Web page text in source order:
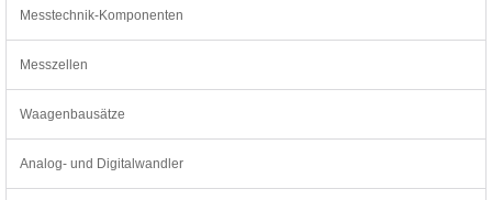
Messtechnik-Komponenten
Messzellen
Waagenbausätze
Analog- und Digitalwandler